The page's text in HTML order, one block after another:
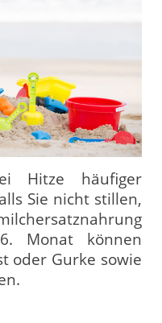
Hitze häufiger
Sie nicht stillen,
Monat können
oder Gurke sowie